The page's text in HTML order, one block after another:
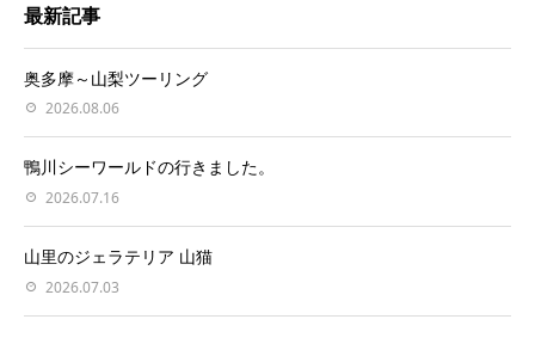
最新記事
奥多摩～山梨ツーリング
2026.08.06
鴨川シーワールドの行きました。
2026.07.16
山里のジェラテリア 山猫
2026.07.03